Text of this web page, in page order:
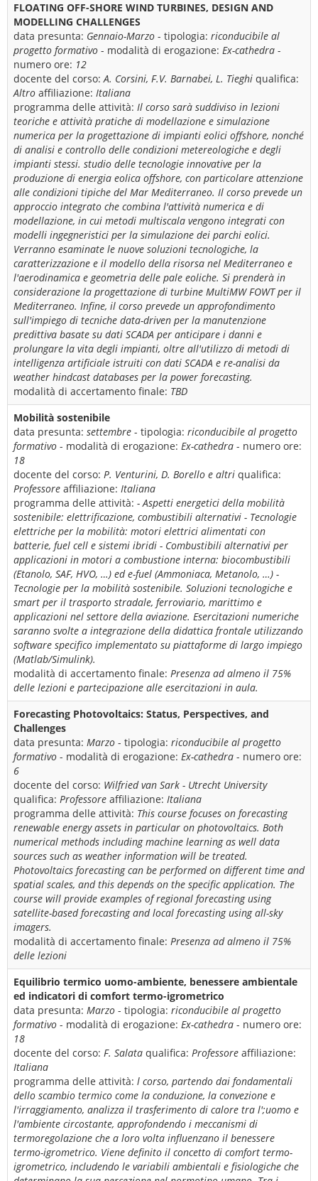
FLOATING OFF-SHORE WIND TURBINES, DESIGN AND
MODELLING CHALLENGES
data presunta: Gennaio-Marzo - tipologia: riconducibile al
progetto formativo - modalità di erogazione: Ex-cathedra -
numero ore: 12
docente del corso:A. Corsini, F.V. Barnabei, L. Tieghi qualifica:
Altro affiliazione: Italiana
programma delle attività: Il corso sarà suddiviso in lezioni
teoriche e attività pratiche di modellazione e simulazione
numerica per la progettazione di impianti eolici offshore, nonché
di analisi e controllo delle condizioni metereologiche e degli
impianti stessi. studio delle tecnologie innovative per la
produzione di energia eolica offshore, con particolare attenzione
alle condizioni tipiche del Mar Mediterraneo. Il corso prevede un
approccio integrato che combina l'attività numerica e di
modellazione, in cui metodi multiscala vengono integrati con
modelli ingegneristici per la simulazione dei parchi eolici.
Verranno esaminate le nuove soluzioni tecnologiche, la
caratterizzazione e il modello della risorsa nel Mediterraneo e
l'aerodinamica e geometria delle pale eoliche. Si prenderà in
considerazione la progettazione di turbine MultiMW FOWT per il
Mediterraneo. Infine, il corso prevede un approfondimento
sull'impiego di tecniche data-driven per la manutenzione
predittiva basate su dati SCADA per anticipare i danni e
prolungare la vita degli impianti, oltre all'utilizzo di metodi di
intelligenza artificiale istruiti con dati SCADA e re-analisi da
weather hindcast databases per la power forecasting.
modalità di accertamento finale: TBD
Mobilità sostenibile
data presunta: settembre - tipologia: riconducibile al progetto
formativo - modalità di erogazione: Ex-cathedra - numero ore:
18
docente del corso: P. Venturini, D. Borello e altri qualifica:
Professore affiliazione: Italiana
programma delle attività: - Aspetti energetici della mobilità
sostenibile: elettrificazione, combustibili alternativi - Tecnologie
elettriche per la mobilità: motori elettrici alimentati con
batterie, fuel cell e sistemi ibridi - Combustibili alternativi per
applicazioni in motori a combustione interna: biocombustibili
(Etanolo, SAF, HVO, …) ed e-fuel (Ammoniaca, Metanolo, …) -
Tecnologie per la mobilità sostenibile. Soluzioni tecnologiche e
smart per il trasporto stradale, ferroviario, marittimo e
applicazioni nel settore della aviazione. Esercitazioni numeriche
saranno svolte a integrazione della didattica frontale utilizzando
software specifico implementato su piattaforme di largo impiego
(Matlab/Simulink).
modalità di accertamento finale: Presenza ad almeno il 75%
delle lezioni e partecipazione alle esercitazioni in aula.
Forecasting Photovoltaics: Status, Perspectives, and
Challenges
data presunta: Marzo - tipologia: riconducibile al progetto
formativo - modalità di erogazione: Ex-cathedra - numero ore:
6
docente del corso: Wilfried van Sark - Utrecht University
qualifica: Professore affiliazione: Italiana
programma delle attività: This course focuses on forecasting
renewable energy assets in particular on photovoltaics. Both
numerical methods including machine learning as well data
sources such as weather information will be treated.
Photovoltaics forecasting can be performed on different time and
spatial scales, and this depends on the specific application. The
course will provide examples of regional forecasting using
satellite-based forecasting and local forecasting using all-sky
imagers.
modalità di accertamento finale: Presenza ad almeno il 75%
delle lezioni
Equilibrio termico uomo-ambiente, benessere ambientale
ed indicatori di comfort termo-igrometrico
data presunta: Marzo - tipologia: riconducibile al progetto
formativo - modalità di erogazione: Ex-cathedra - numero ore:
18
docente del corso: F. Salata qualifica: Professore affiliazione:
Italiana
programma delle attività: l corso, partendo dai fondamentali
dello scambio termico come la conduzione, la convezione e
l'irraggiamento, analizza il trasferimento di calore tra l';uomo e
l'ambiente circostante, approfondendo i meccanismi di
termoregolazione che a loro volta influenzano il benessere
termo-igrometrico. Viene definito il concetto di comfort termo-
igrometrico, includendo le variabili ambientali e fisiologiche che